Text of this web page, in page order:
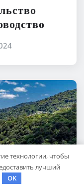
технологии, чтобы
лучший
OK